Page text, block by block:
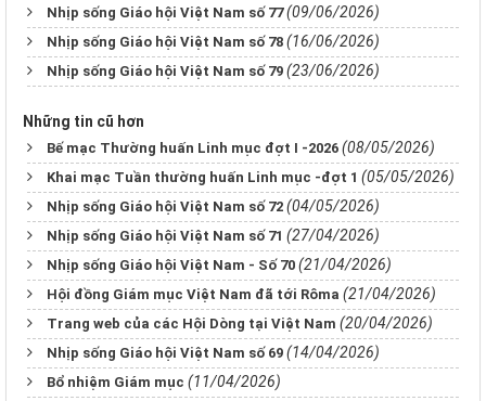
Nhịp sống Giáo hội Việt Nam số 77 (09/06/2026)
Nhịp sống Giáo hội Việt Nam số 78 (16/06/2026)
Nhịp sống Giáo hội Việt Nam số 79 (23/06/2026)
Những tin cũ hơn
Bế mạc Thường huấn Linh mục đợt I -2026 (08/05/2026)
Khai mạc Tuần thường huấn Linh mục -đợt 1 (05/05/2026)
Nhịp sống Giáo hội Việt Nam số 72 (04/05/2026)
Nhịp sống Giáo hội Việt Nam số 71 (27/04/2026)
Nhịp sống Giáo hội Việt Nam - Số 70 (21/04/2026)
Hội đồng Giám mục Việt Nam đã tới Rôma (21/04/2026)
Trang web của các Hội Dòng tại Việt Nam (20/04/2026)
Nhịp sống Giáo hội Việt Nam số 69 (14/04/2026)
Bổ nhiệm Giám mục (11/04/2026)